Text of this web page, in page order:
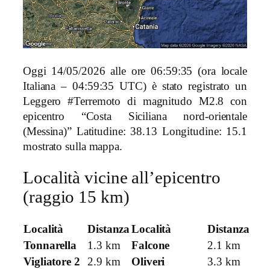
Oggi 14/05/2026 alle ore 06:59:35 (ora locale
Italiana – 04:59:35 UTC) è stato registrato un
Leggero #Terremoto di magnitudo M2.8 con
epicentro “Costa Siciliana nord-orientale
(Messina)” Latitudine: 38.13 Longitudine: 15.1
mostrato sulla mappa.
Località vicine all’epicentro
(raggio 15 km)
Località DistanzaLocalità
Distanza
Tonnarella
1.3 km Falcone
2.1 km
Vigliatore 2
2.9 km Oliveri
3.3 km